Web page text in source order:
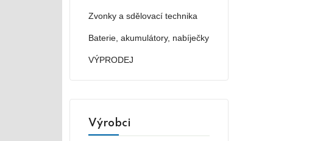
Zvonky a sdělovací technika
Baterie, akumulátory, nabíječky
VÝPRODEJ
Výrobci